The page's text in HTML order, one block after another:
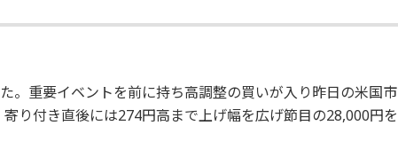
。重要イベントを前に持ち高調整の買いが入り昨日の米国市
り付き直後には274円高まで上げ幅を広げ節目の28,000円を